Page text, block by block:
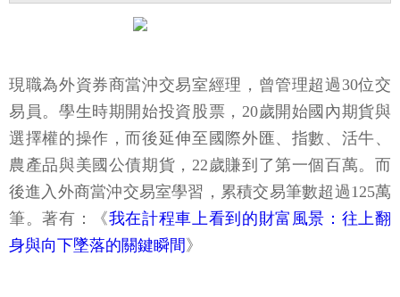
現職為外資券商當沖交易室經理，曾管理超過30位交
易員。學生時期開始投資股票，20歲開始國內期貨與
選擇權的操作，而後延伸至國際外匯、指數、活牛、
農產品與美國公債期貨，22歲賺到了第一個百萬。而
後進入外商當沖交易室學習，累積交易筆數超過125萬
筆。著有：《我在計程車上看到的財富風景：往上翻
身與向下墜落的關鍵瞬間 》